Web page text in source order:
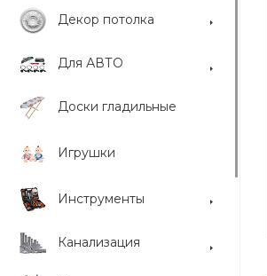
Декор потолка
Для АВТО
Доски гладильные
Игрушки
Инструменты
Канализация